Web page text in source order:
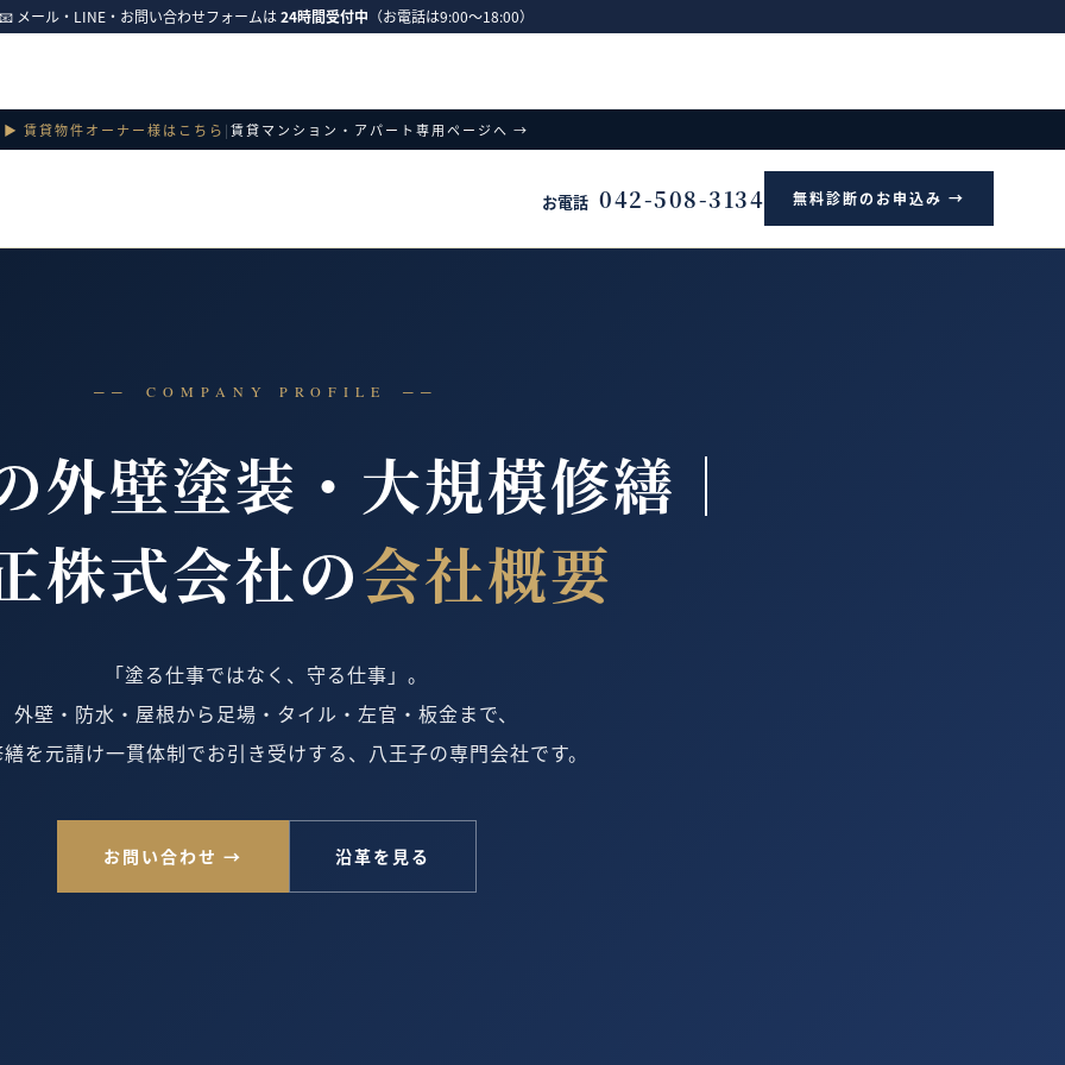
📧 メール・LINE・お問い合わせフォームは24時間受付中 （お電話は9:00～18:00）
▶ 賃貸物件オーナー様はこちら |賃貸マンション・アパート専用ページへ →
お電話 042-508-3134 無料診断のお申込み →
COMPANY PROFILE
外壁塗装・大規模修繕｜
株式会社の会社概要
「塗る仕事ではなく、守る仕事」。
外壁・防水・屋根から足場・タイル・左官・板金まで、
を元請け一貫体制でお引き受けする、八王子の専門会社です。
お問い合わせ → 沿革を見る